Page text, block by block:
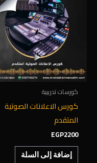
كورسات تدريبية
كورس الاعلانات الصوتية
المتقدم
EGP2200
إضافة إلى السلة